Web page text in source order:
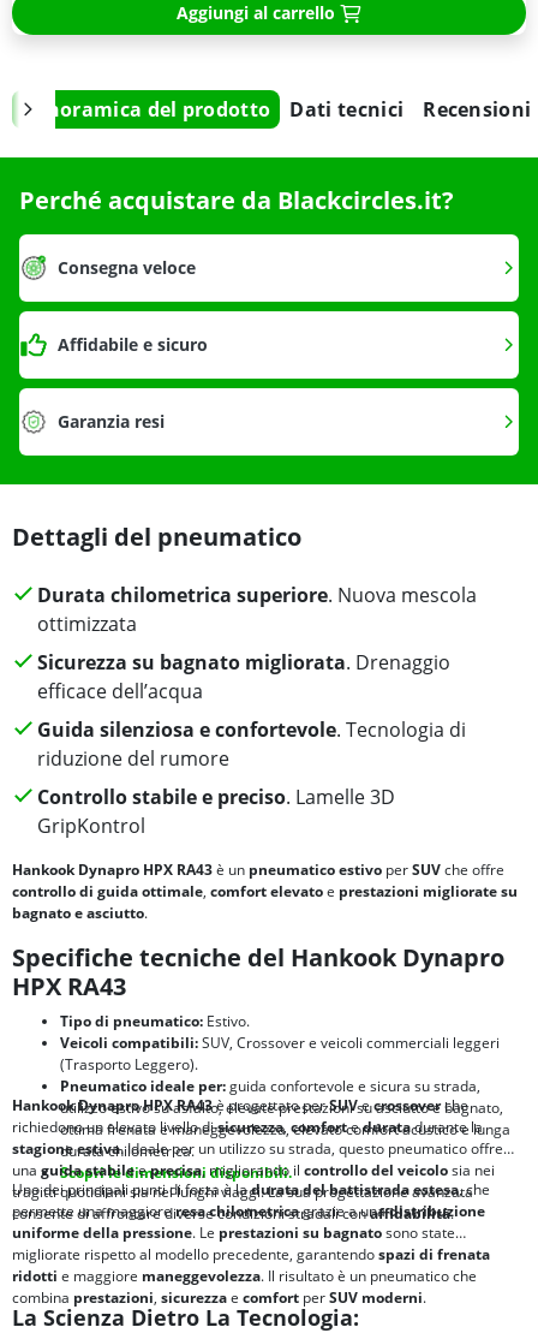
Aggiungi al carrello
Panoramica del prodotto Dati tecnici Recensioni
Perché acquistare da Blackcircles.it?
Consegna veloce
Affidabile e sicuro
Garanzia resi
Dettagli del pneumatico
Durata chilometrica superiore. Nuova mescola
ottimizzata
Sicurezza su bagnato migliorata. Drenaggio
efficace dell’acqua
Guida silenziosa e confortevole. Tecnologia di
riduzione del rumore
Controllo stabile e preciso. Lamelle 3D
GripKontrol
Hankook Dynapro HPX RA43è un pneumatico estivo perSUVche offre
controllo di guida ottimale, comfort elevatoe prestazioni migliorate su
bagnato e asciutto.
Specifiche tecniche del Hankook Dynapro
HPX RA43
Tipo di pneumatico: Estivo.
Veicoli compatibili:SUV, Crossover e veicoli commerciali leggeri
(Trasporto Leggero).
Pneumatico ideale per:guida confortevole e sicura su strada,
utilizzo estivo su asfalto, elevate prestazioni su asciutto e bagnato,
ottima frenata e maneggevolezza, elevato comfort acustico e lunga
durata chilometrica.
Scopri le dimensioni disponibili.
Hankook Dynapro HPX RA43è progettato perSUVecrossoverche
richiedono un elevato livello disicurezza, comforteduratadurante la
stagione estiva. Ideale per un utilizzo su strada, questo pneumatico offre
una guida stabileeprecisa, migliorando il controllo del veicolosia nei
tragitti quotidiani sia nei lunghi viaggi. La sua progettazione avanzata
consente di affrontare diverse condizioni stradali conaffidabilità.
Uno dei principali punti di forza è ladurata del battistrada estesa, che
permette una maggioreresa chilometricagrazie a unadistribuzione
uniforme della pressione. Le prestazioni su bagnatosono state
migliorate rispetto al modello precedente, garantendospazi di frenata
ridotti e maggiore maneggevolezza. Il risultato è un pneumatico che
combina prestazioni, sicurezzae comfort perSUV moderni.
La Scienza Dietro La Tecnologia: